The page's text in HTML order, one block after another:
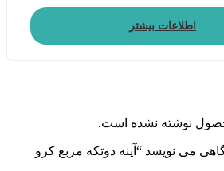
اطلاعات بیشتر
نوشته نشده است.
می نویسد “آینه دوتکه مربع کرو